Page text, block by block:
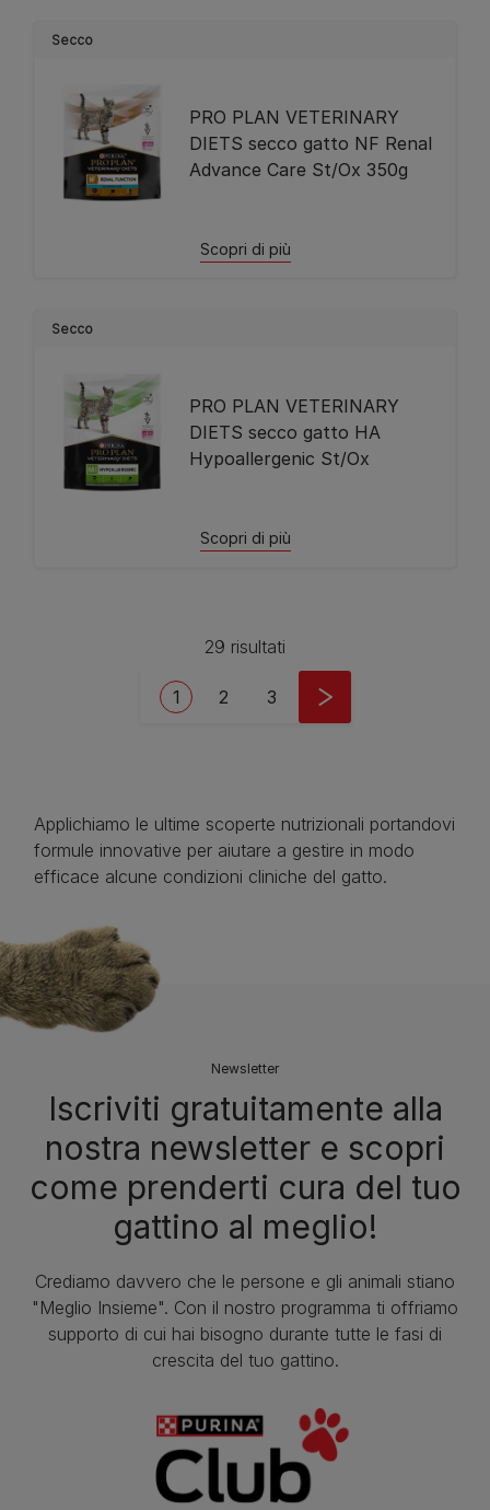
Secco
PRO PLAN VETERINARY
DIETS secco gatto NF Renal
Advance Care St/Ox 350g
Scopri di più
Secco
PRO PLAN VETERINARY
DIETS secco gatto HA
Hypoallergenic St/Ox
Scopri di più
29 risultati
Current page
1 Page
2 Page
3
Applichiamo le ultime scoperte nutrizionali portandovi
formule innovative per aiutare a gestire in modo
efficace alcune condizioni cliniche del gatto.
Newsletter
Iscriviti gratuitamente alla
nostra newsletter e scopri
come prenderti cura del tuo
gattino al meglio!
Crediamo davvero che le persone e gli animali stiano
"Meglio Insieme". Con il nostro programma ti offriamo
supporto di cui hai bisogno durante tutte le fasi di
crescita del tuo gattino.